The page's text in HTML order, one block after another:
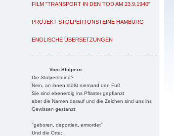
FILM "TRANSPORT IN DEN TOD AM 23.9.1940"
PROJEKT STOLPERTONSTEINE HAMBURG
ENGLISCHE ÜBERSETZUNGEN
Vom Stolpern
Die Stolpersteine?
Nein, an ihnen stößt niemand den Fuß
Sie sind ebenerdig ins Pflaster gepflanzt
aber die Namen darauf und die Zeichen sind uns ins
Gewissen gestanzt:
"geboren, deportiert, ermordet"
Und die Orte: